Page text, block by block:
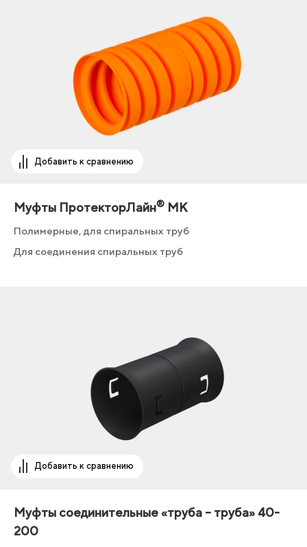
Добавить к сравнению
Муфты ПротекторЛайн® МК
Полимерные, для спиральных труб
Для соединения спиральных труб
Добавить к сравнению
Муфты соединительные «труба – труба» 40-
200